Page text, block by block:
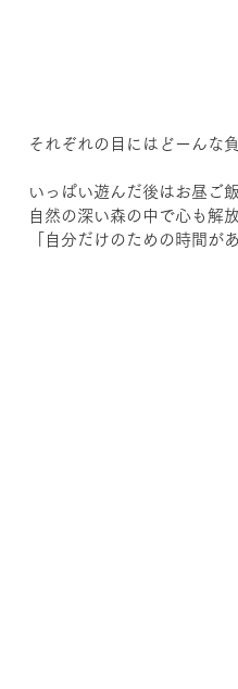
それぞれの目にはどーんな
いっぱい遊んだ後はお昼ご飯
自然の深い森の中で心も解放
「自分だけのための時間が